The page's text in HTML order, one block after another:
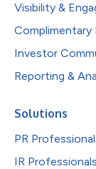
Visibility &
Complimentary
Investor
Reporting &
Solutions
PR
IR Professionals